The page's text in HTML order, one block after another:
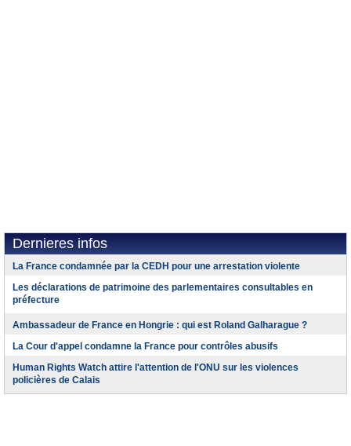
Dernieres infos
La France condamnée par la CEDH pour une arrestation violente
Les déclarations de patrimoine des parlementaires consultables en
préfecture
Ambassadeur de France en Hongrie : qui est Roland Galharague ?
La Cour d'appel condamne la France pour contrôles abusifs
Human Rights Watch attire l'attention de l'ONU sur les violences
policières de Calais